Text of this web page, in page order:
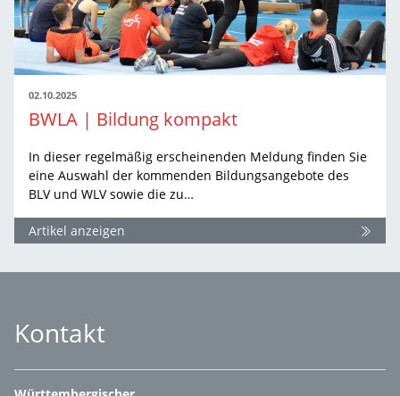
02.10.2025
BWLA | Bildung kompakt
In dieser regelmäßig erscheinenden Meldung finden Sie
eine Auswahl der kommenden Bildungsangebote des
BLV und WLV sowie die zu…
Artikel anzeigen
Kontakt